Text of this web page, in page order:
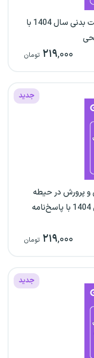
دفترچه شبیه ساز آزمون دبیر تربیت بدنی سال 1404 با
۲۱۹,۰۰۰ تومان
جدید
و پرورش در حیطه
عمومی و تخصصی مشترک سال 1404 با پاسخ‌نامه
۲۱۹,۰۰۰ تومان
جدید